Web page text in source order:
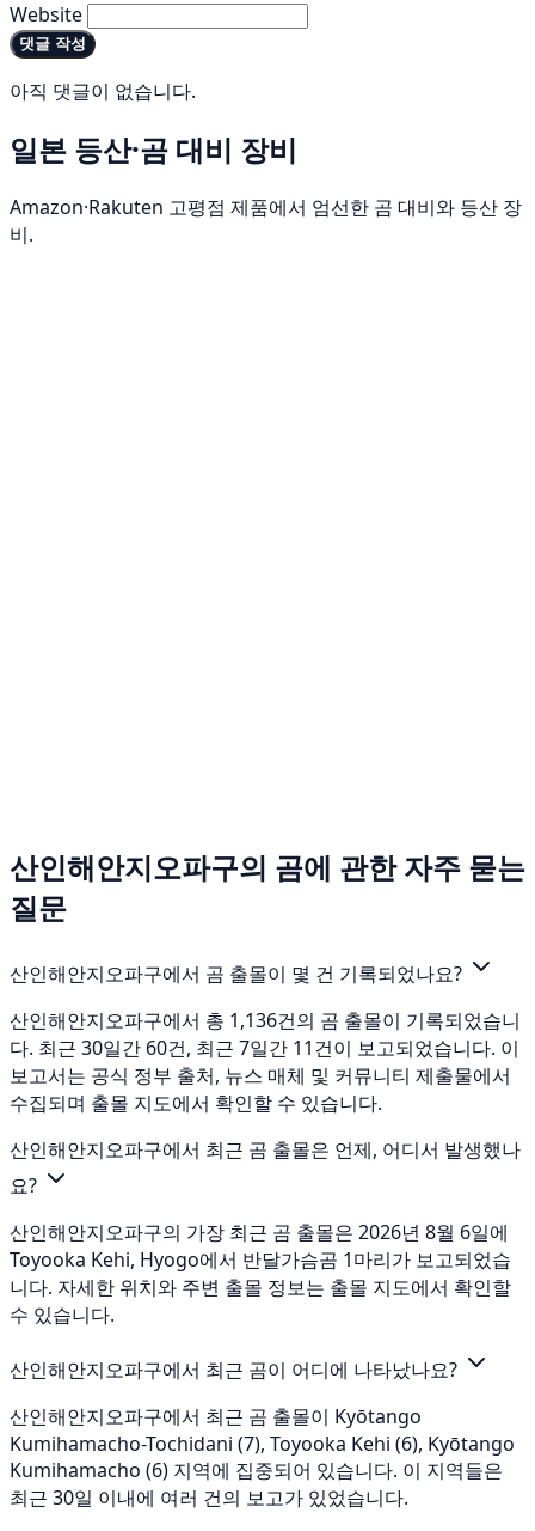
Website
댓글 작성
아직 댓글이 없습니다.
일본 등산·곰 대비 장비
Amazon·Rakuten 고평점 제품에서 엄선한 곰 대비와 등산 장
비.
산인해안지오파구의 곰에 관한 자주 묻는
질문
산인해안지오파구에서 곰 출몰이 몇 건 기록되었나요?
산인해안지오파구에서 총 1,136건의 곰 출몰이 기록되었습니
다. 최근 30일간 60건, 최근 7일간 11건이 보고되었습니다. 이
보고서는 공식 정부 출처, 뉴스 매체 및 커뮤니티 제출물에서
수집되며 출몰 지도에서 확인할 수 있습니다.
산인해안지오파구에서 최근 곰 출몰은 언제, 어디서 발생했나
요?
산인해안지오파구의 가장 최근 곰 출몰은 2026년 8월 6일에
Toyooka Kehi, Hyogo에서 반달가슴곰 1마리가 보고되었습
니다. 자세한 위치와 주변 출몰 정보는 출몰 지도에서 확인할
수 있습니다.
산인해안지오파구에서 최근 곰이 어디에 나타났나요?
산인해안지오파구에서 최근 곰 출몰이 Kyōtango
Kumihamacho-Tochidani (7), Toyooka Kehi (6), Kyōtango
Kumihamacho (6) 지역에 집중되어 있습니다. 이 지역들은
최근 30일 이내에 여러 건의 보고가 있었습니다.